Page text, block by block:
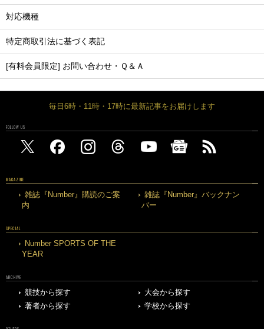
対応機種
特定商取引法に基づく表記
[有料会員限定] お問い合わせ・Ｑ＆Ａ
毎日6時・11時・17時に最新記事をお届けします
FOLLOW US
MAGAZINE
雑誌『Number』購読のご案
内
雑誌『Number』バックナン
バー
SPECIAL
Number SPORTS OF THE
YEAR
ARCHIVE
競技から探す
大会から探す
著者から探す
学校から探す